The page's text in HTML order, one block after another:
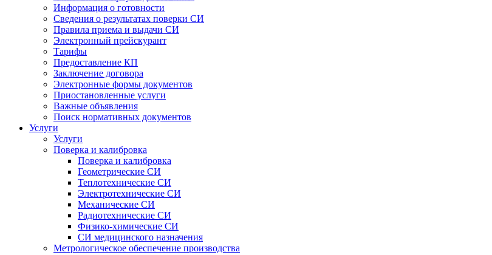
Информация о готовности
Сведения о результатах поверки СИ
Правила приема и выдачи СИ
Электронный прейскурант
Тарифы
Предоставление КП
Заключение договора
Электронные формы документов
Приостановленные услуги
Важные объявления
Поиск нормативных документов
Услуги
Услуги
Поверка и калибровка
Поверка и калибровка
Геометрические СИ
Теплотехнические СИ
Электротехнические СИ
Механические СИ
Радиотехнические СИ
Физико-химические СИ
СИ медицинского назначения
Метрологическое обеспечение производства